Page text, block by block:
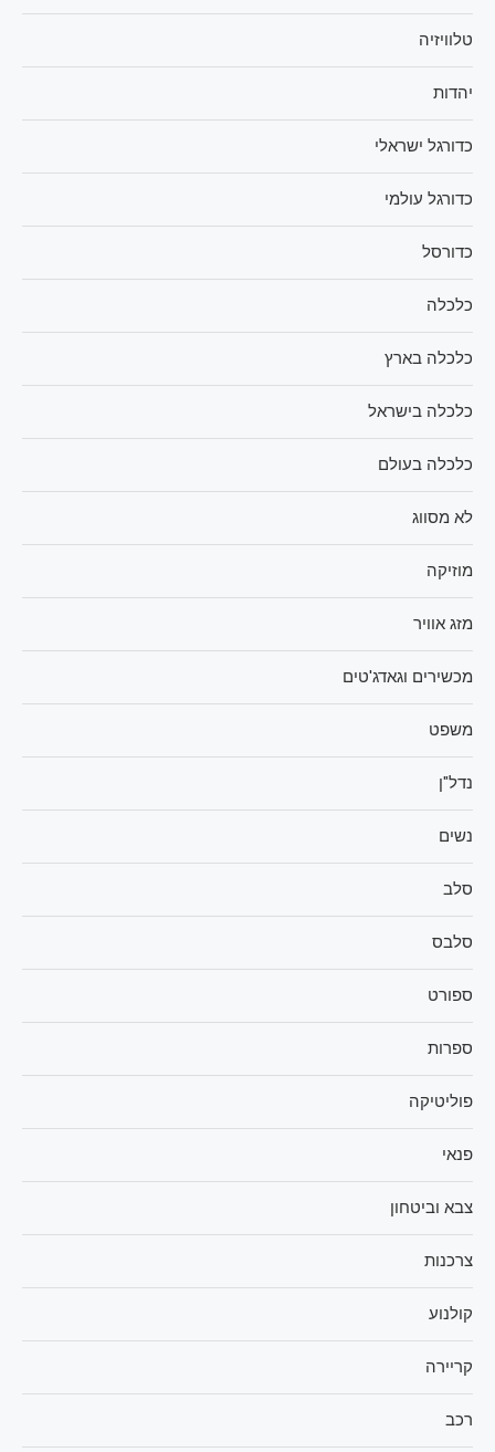
טלוויזיה
יהדות
כדורגל ישראלי
כדורגל עולמי
כדורסל
כלכלה
כלכלה בארץ
כלכלה בישראל
כלכלה בעולם
לא מסווג
מוזיקה
מזג אוויר
מכשירים וגאדג'טים
משפט
נדל"ן
נשים
סלב
סלבס
ספורט
ספרות
פוליטיקה
פנאי
צבא וביטחון
צרכנות
קולנוע
קריירה
רכב